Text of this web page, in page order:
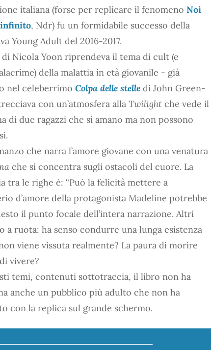
italiana (forse per replicare il fenomeno Noi
, Ndr) fu un formidabile successo della
Young Adult del 2016-2017.
Nicola Yoon riprendeva il tema di cult (e
della malattia in età giovanile - già
nel celeberrimo Colpa delle stelle di John Green-
con un’atmosfera alla Twilight che vede il
di due ragazzi che si amano ma non possono
che narra l’amore giovane con una venatura
che si concentra sugli ostacoli del cuore. La
tra le righe è: “Può la felicità mettere a
d’amore della protagonista Madeline potrebbe
il punto focale dell’intera narrazione. Altri
ruota: ha senso condurre una lunga esistenza
viene vissuta realmente? La paura di morire
vivere?
temi, contenuti sottotraccia, il libro non ha
anche un pubblico più adulto che non ha
con la replica sul grande schermo.